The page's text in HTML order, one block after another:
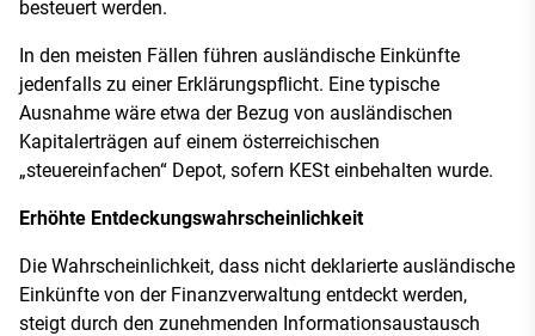
besteuert werden.
In den meisten Fällen führen ausländische Einkünfte
jedenfalls zu einer Erklärungspflicht. Eine typische
Ausnahme wäre etwa der Bezug von ausländischen
Kapitalerträgen auf einem österreichischen
„steuereinfachen“ Depot, sofern KESt einbehalten wurde.
Erhöhte Entdeckungswahrscheinlichkeit
Die Wahrscheinlichkeit, dass nicht deklarierte ausländische
Einkünfte von der Finanzverwaltung entdeckt werden,
steigt durch den zunehmenden Informationsaustausch